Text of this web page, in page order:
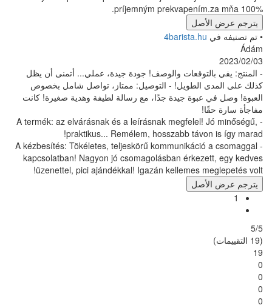
príjemným
والوصف! جودة جيدة، عملي... أتمنى أن يظل
- التوصيل: ممتاز، تواصل شامل بخصوص
جيدة جدًا، مع رسالة لطيفة وهدية صغيرة! كانت
- A termék: az elvárásnak és a leírásnak
praktikus... Remélem, hosszabb
- A kézbesítés: Tökéletes, teljeskörű
kapcsolatban! Nagyon jó csomagolásban
üzenettel, pici ajándékkal! Igazán